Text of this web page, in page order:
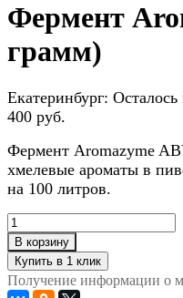
Фермент
грамм)
Екатеринбург: Осталось
400 руб.
Фермент Aromazyme
хмелевые ароматы в
на 100 литров.
В корзину
Получение информации о